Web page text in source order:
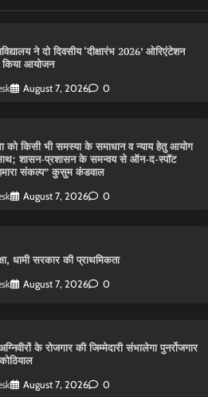
ने दो दिवसीय ‘दीक्षारंभ 2026’ ओरिएंटेशन
किया आयोजन
August 7, 2026 0
को किसी भी समस्या के समाधान व न्याय हेतु आयोग
शासन-प्रशासन के समन्वय से ऑन-द-स्पॉट
हमारा संकल्प” कुसुम कंडवाल
August 7, 2026 0
धामी सरकार की प्राथमिकता
August 7, 2026 0
के रोजगार की जिम्मेदारी संभालेगा पुनर्रोजगार
August 7, 2026 0